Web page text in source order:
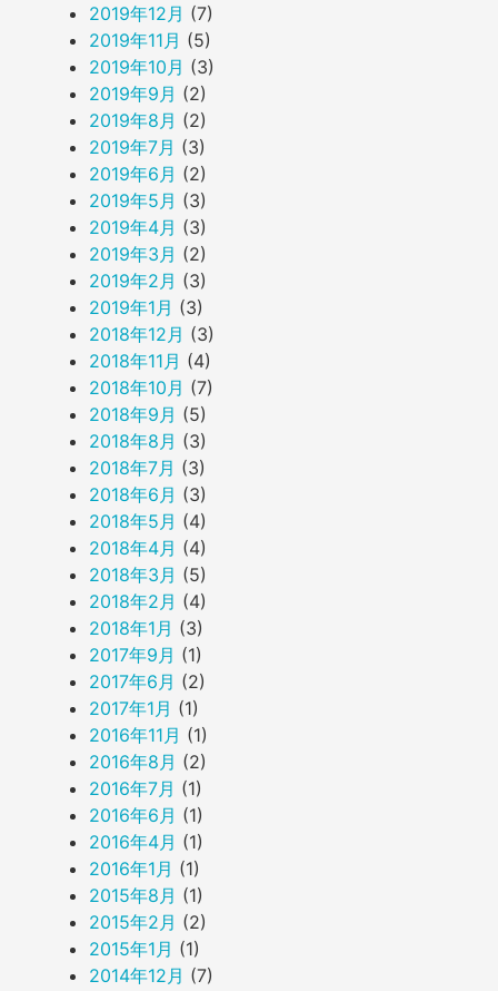
2019年12月 (7)
2019年11月 (5)
2019年10月 (3)
2019年9月 (2)
2019年8月 (2)
2019年7月 (3)
2019年6月 (2)
2019年5月 (3)
2019年4月 (3)
2019年3月 (2)
2019年2月 (3)
2019年1月 (3)
2018年12月 (3)
2018年11月 (4)
2018年10月 (7)
2018年9月 (5)
2018年8月 (3)
2018年7月 (3)
2018年6月 (3)
2018年5月 (4)
2018年4月 (4)
2018年3月 (5)
2018年2月 (4)
2018年1月 (3)
2017年9月 (1)
2017年6月 (2)
2017年1月 (1)
2016年11月 (1)
2016年8月 (2)
2016年7月 (1)
2016年6月 (1)
2016年4月 (1)
2016年1月 (1)
2015年8月 (1)
2015年2月 (2)
2015年1月 (1)
2014年12月 (7)